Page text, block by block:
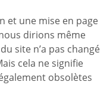
et une mise en page
dirions même
site n’a pas changé
cela ne signifie
obsolètes